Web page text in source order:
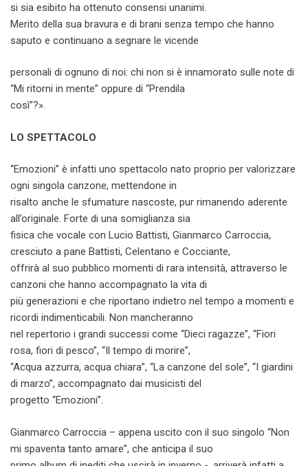
si sia esibito ha ottenuto consensi unanimi.
Merito della sua bravura e di brani senza tempo che hanno
saputo e continuano a segnare le vicende
personali di ognuno di noi: chi non si è innamorato sulle note di
“Mi ritorni in mente” oppure di “Prendila
così”?».
LO SPETTACOLO
“Emozioni” è infatti uno spettacolo nato proprio per valorizzare
ogni singola canzone, mettendone in
risalto anche le sfumature nascoste, pur rimanendo aderente
all’originale. Forte di una somiglianza sia
fisica che vocale con Lucio Battisti, Gianmarco Carroccia,
cresciuto a pane Battisti, Celentano e Cocciante,
offrirà al suo pubblico momenti di rara intensità, attraverso le
canzoni che hanno accompagnato la vita di
più generazioni e che riportano indietro nel tempo a momenti e
ricordi indimenticabili. Non mancheranno
nel repertorio i grandi successi come “Dieci ragazze”, “Fiori
rosa, fiori di pesco”, “Il tempo di morire”,
“Acqua azzurra, acqua chiara”, “La canzone del sole”, “I giardini
di marzo”, accompagnato dai musicisti del
progetto “Emozioni”.
Gianmarco Carroccia – appena uscito con il suo singolo “Non
mi spaventa tanto amare”, che anticipa il suo